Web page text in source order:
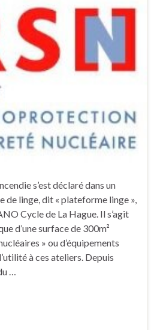
s’est déclaré dans un
de linge, dit « plateforme linge »,
Cycle de La Hague. Il s’agit
d’une surface de 300m²
» ou d’équipements
à ces ateliers. Depuis
…